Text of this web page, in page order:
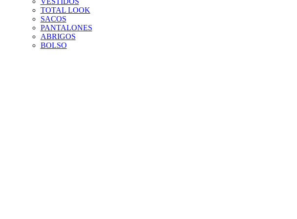
TOTAL LOOK
SACOS
PANTALONES
ABRIGOS
BOLSO